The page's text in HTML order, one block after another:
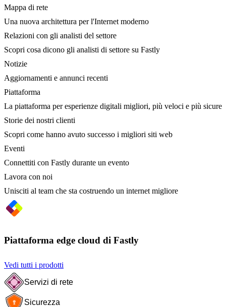
Mappa di rete
Una nuova architettura per l'Internet moderno
Relazioni con gli analisti del settore
Scopri cosa dicono gli analisti di settore su Fastly
Notizie
Aggiornamenti e annunci recenti
Piattaforma
La piattaforma per esperienze digitali migliori, più veloci e più sicure
Storie dei nostri clienti
Scopri come hanno avuto successo i migliori siti web
Eventi
Connettiti con Fastly durante un evento
Lavora con noi
Unisciti al team che sta costruendo un internet migliore
Piattaforma edge cloud di Fastly
Vedi tutti i prodotti
Servizi di rete
Sicurezza